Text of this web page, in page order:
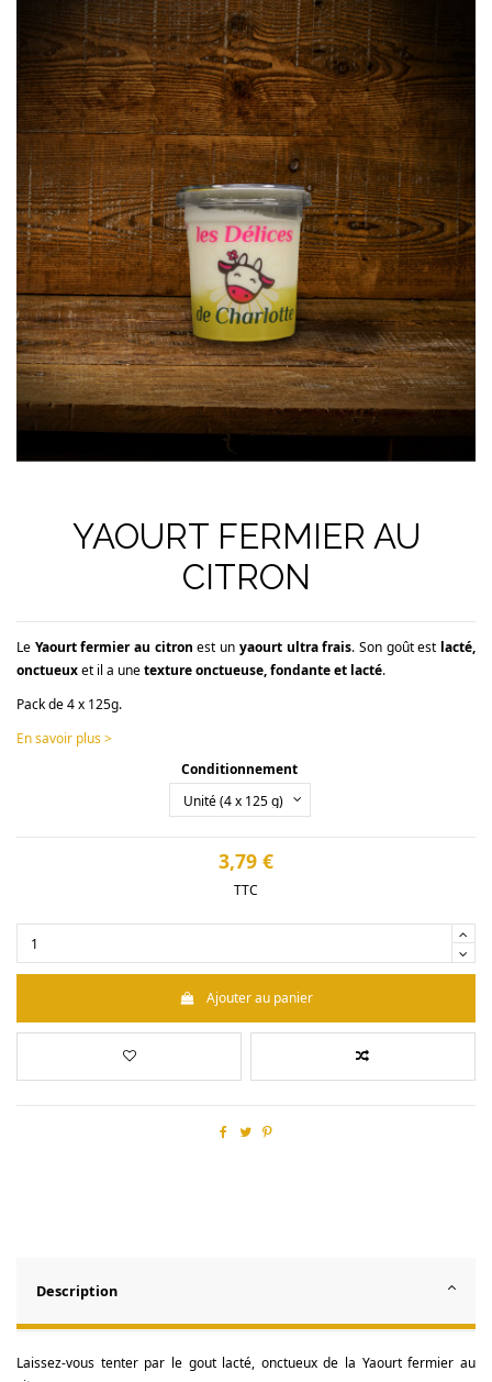
YAOURT FERMIER AU
CITRON
Le Yaourt fermier au citronest un yaourt ultra frais. Son goût est lacté,
onctueuxet il a unetexture onctueuse, fondante et lacté.
Pack de 4 x 125g.
En savoir plus >
Conditionnement
3,79 €
TTC
Ajouter au panier
Description
Laissez-vous tenter par le gout lacté, onctueux de la Yaourt fermier au